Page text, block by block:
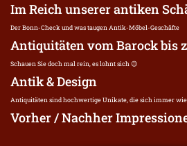
Im Reich unserer antiken
Der Bonn-Check und was taugen Antik-Möbel-Geschäfte
Antiquitäten vom Barock bis
Schauen Sie doch mal rein, es lohnt sich 😉
Antik & Design
Antiquitäten sind hochwertige Unikate, die sich immer
Vorher / Nachher